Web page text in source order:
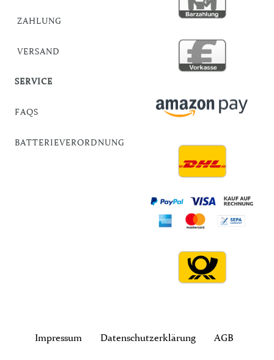
ZAHLUNG
VERSAND
SERVICE
FAQS
BATTERIEVERORDNUNG
Impressum Daten­schutz­erklärung AGB